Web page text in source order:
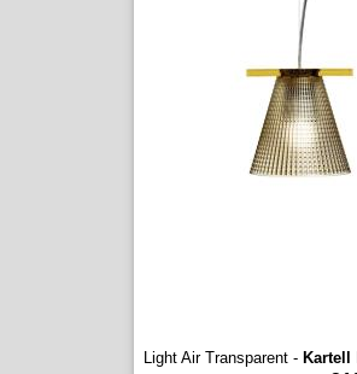
Light Air Transparent - Kartell